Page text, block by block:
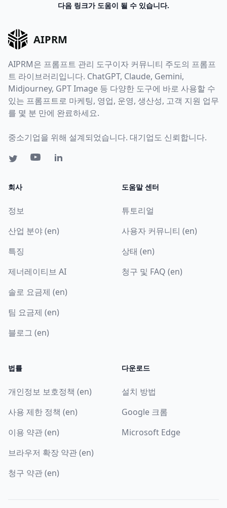
다음 링크가 도움이 될 수 있습니다.
AIPRM
AIPRM은 프롬프트 관리 도구이자 커뮤니티 주도의 프롬프
트 라이브러리입니다. ChatGPT, Claude, Gemini,
Midjourney, GPT Image 등 다양한 도구에 바로 사용할 수
있는 프롬프트로 마케팅, 영업, 운영, 생산성, 고객 지원 업무
를 몇 분 만에 완료하세요.
중소기업을 위해 설계되었습니다. 대기업도 신뢰합니다.
회사
정보
산업 분야 (en)
특징
제너레이티브 AI
솔로 요금제 (en)
팀 요금제 (en)
블로그 (en)
도움말 센터
튜토리얼
사용자 커뮤니티 (en)
상태 (en)
청구 및 FAQ (en)
법률
개인정보 보호정책 (en)
사용 제한 정책 (en)
이용 약관 (en)
브라우저 확장 약관 (en)
청구 약관 (en)
다운로드
설치 방법
Google 크롬
Microsoft Edge